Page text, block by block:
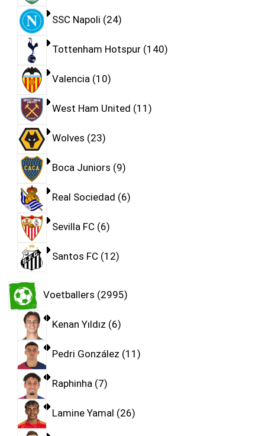
SSC Napoli 24
Tottenham Hotspur 140
Valencia 10
West Ham United 11
Wolves 23
Boca Juniors 9
Real Sociedad 6
Sevilla FC 6
Santos FC 12
Voetballers 2995
Kenan Yıldız 6
Pedri González 11
Raphinha 7
Lamine Yamal 26